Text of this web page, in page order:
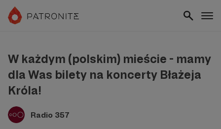
W każdym (polskim) mieście - mamy
dla Was bilety na koncerty Błażeja
Króla!
Radio 357